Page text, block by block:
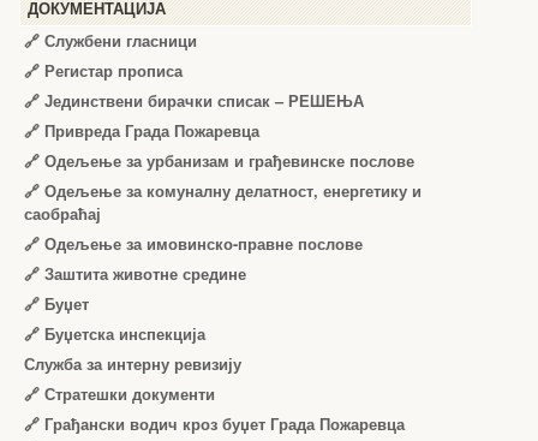
ДОКУМЕНТАЦИЈА
🔗 Службени гласници
🔗 Регистар прописа
🔗 Јединствени бирачки списак – РЕШЕЊА
🔗 Привреда Града Пожаревца
🔗 Одељење за урбанизам и грађевинске послове
🔗 Одељење за комуналну делатност, енергетику и
саобраћај
🔗 Одељење за имовинско-правне послове
🔗 Заштита животне средине
🔗 Буџет
🔗 Буџетска инспекција
Служба за интерну ревизију
🔗 Стратешки документи
🔗 Грађански водич кроз буџет Града Пожаревца